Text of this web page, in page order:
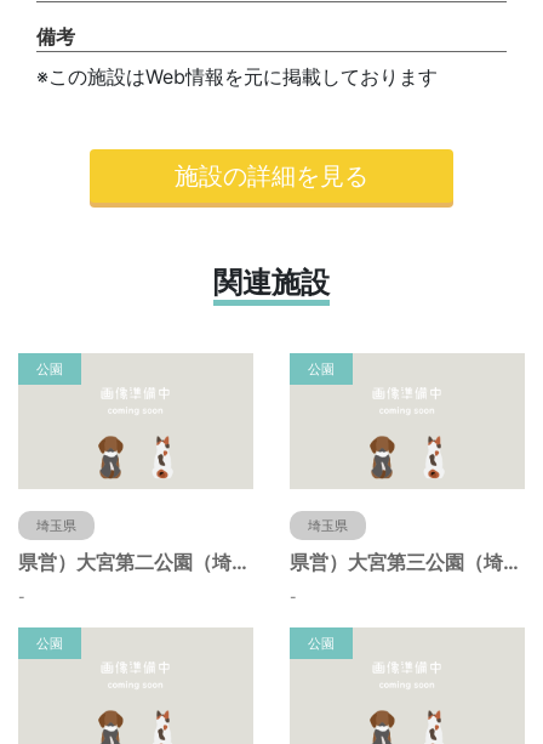
備考
※この施設はWeb情報を元に掲載しております
施設の詳細を見る
関連施設
公園
埼玉県
県営）大宮第二公園（埼玉県さいたま市）
-
公園
埼玉県
県営）大宮第三公園（埼玉県さいたま市）
-
公園 公園